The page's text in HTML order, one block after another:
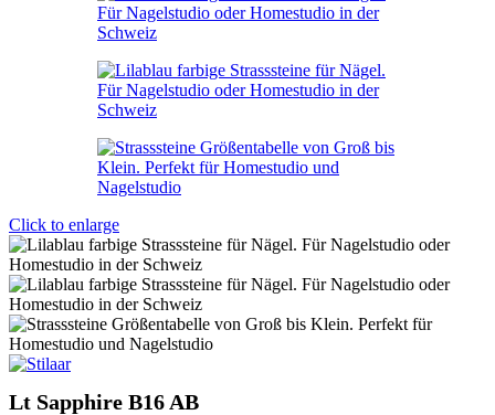
Click to enlarge
Lt Sapphire B16 AB